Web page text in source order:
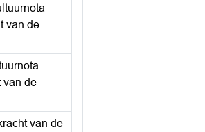
van de
van de
van de